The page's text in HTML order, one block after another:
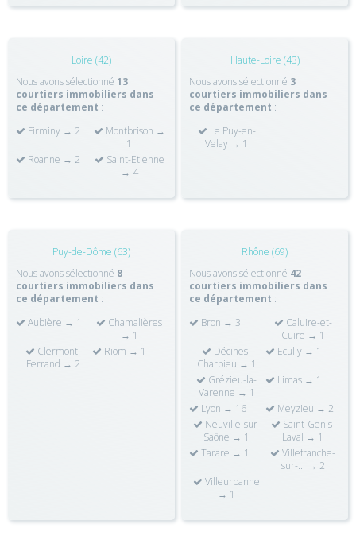
Loire (42)
Nous avons sélectionné 13
courtiers immobiliers dans
ce département :
Firminy → 2
Montbrison →
1
Roanne → 2
Saint-Etienne
→ 4
Haute-Loire (43)
Nous avons sélectionné 3
courtiers immobiliers dans
ce département :
Le Puy-en-
Velay → 1
Puy-de-Dôme (63)
Nous avons sélectionné 8
courtiers immobiliers dans
ce département :
Aubière → 1
Chamalières
→ 1
Clermont-
Ferrand → 2
Riom → 1
Rhône (69)
Nous avons sélectionné 42
courtiers immobiliers dans
ce département :
Bron → 3
Caluire-et-
Cuire → 1
Décines-
Charpieu → 1
Ecully → 1
Grézieu-la-
Varenne → 1
Limas → 1
Lyon → 16
Meyzieu → 2
Neuville-sur-
Saône → 1
Saint-Genis-
Laval → 1
Tarare → 1
Villefranche-
sur-... → 2
Villeurbanne
→ 1